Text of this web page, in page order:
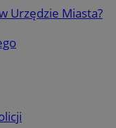
Urzędzie Miasta?